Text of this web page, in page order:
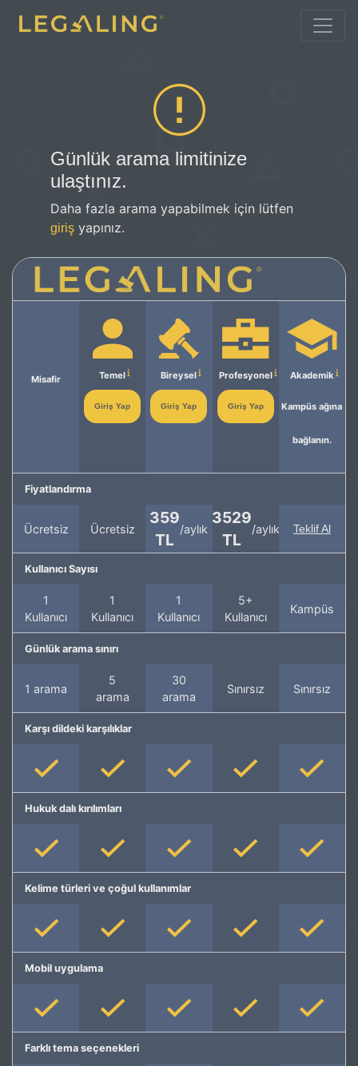
Günlük arama limitinize
ulaştınız.
Daha fazla arama yapabilmek için lütfen
giriş yapınız.
Misafir Temel
Giriş Yap
Bireysel
Giriş Yap
Profesyonel
Giriş Yap
Akademik
Kampüs ağına
bağlanın.
Fiyatlandırma
Ücretsiz Ücretsiz
359
TL
/aylık
3529
TL
/aylık Teklif Al
Kullanıcı Sayısı
1
Kullanıcı
1
Kullanıcı
1
Kullanıcı
5+
Kullanıcı
Kampüs
Günlük arama sınırı
1 arama
5
arama
30
arama
Sınırsız Sınırsız
Karşı dildeki karşılıklar
Hukuk dalı kırılımları
Kelime türleri ve çoğul kullanımlar
Mobil uygulama
Farklı tema seçenekleri